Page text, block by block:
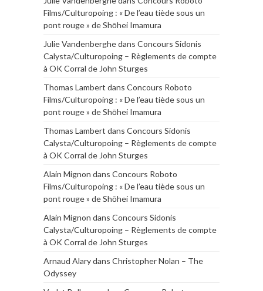
Films/Culturopoing : « De l’eau tiède sous un
pont rouge » de Shōhei Imamura
Julie Vandenberghedans Concours Sidonis
Calysta/Culturopoing – Règlements de compte
à OK Corral de John Sturges
Thomas Lambert dans Concours Roboto
Films/Culturopoing : « De l’eau tiède sous un
pont rouge » de Shōhei Imamura
Thomas Lambert dans Concours Sidonis
Calysta/Culturopoing – Règlements de compte
à OK Corral de John Sturges
Alain Mignon dans Concours Roboto
Films/Culturopoing : « De l’eau tiède sous un
pont rouge » de Shōhei Imamura
Alain Mignon dans Concours Sidonis
Calysta/Culturopoing – Règlements de compte
à OK Corral de John Sturges
Arnaud Alarydans Christopher Nolan – The
Odyssey